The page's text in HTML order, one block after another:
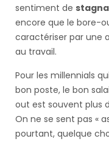
sentiment de
encore que le bore-
caractériser par une
au travail.
Pour les millennials
bon poste, le bon
out est souvent plus
On ne se sent pas «
pourtant, quelque